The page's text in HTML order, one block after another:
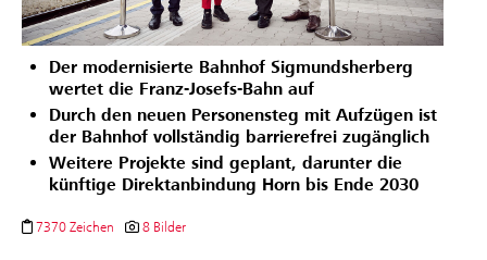
Der modernisierte Bahnhof Sigmundsherberg
wertet die Franz-Josefs-Bahn auf
Durch den neuen Personensteg mit Aufzügen ist
der Bahnhof vollständig barrierefrei zugänglich
Weitere Projekte sind geplant, darunter die
künftige Direktanbindung Horn bis Ende 2030
7370 Zeichen 8 Bilder